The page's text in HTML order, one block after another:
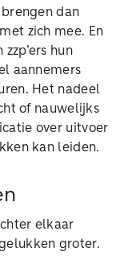
dan
zich mee. En
hun
aannemers
Het nadeel
of nauwelijks
over uitvoer
kan leiden.
elkaar
groter.